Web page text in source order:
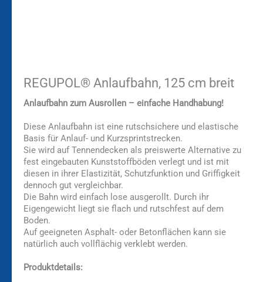
REGUPOL® Anlaufbahn, 125 cm breit
Anlaufbahn zum Ausrollen – einfache Handhabung!
Diese Anlaufbahn ist eine rutschsichere und elastische
Basis für Anlauf- und Kurzsprintstrecken.
Sie wird auf Tennendecken als preiswerte Alternative zu
fest eingebauten Kunststoffböden verlegt und ist mit
diesen in ihrer Elastizität, Schutzfunktion und Griffigkeit
dennoch gut vergleichbar.
Die Bahn wird einfach lose ausgerollt. Durch ihr
Eigengewicht liegt sie flach und rutschfest auf dem
Boden.
Auf geeigneten Asphalt- oder Betonflächen kann sie
natürlich auch vollflächig verklebt werden.
Produktdetails: